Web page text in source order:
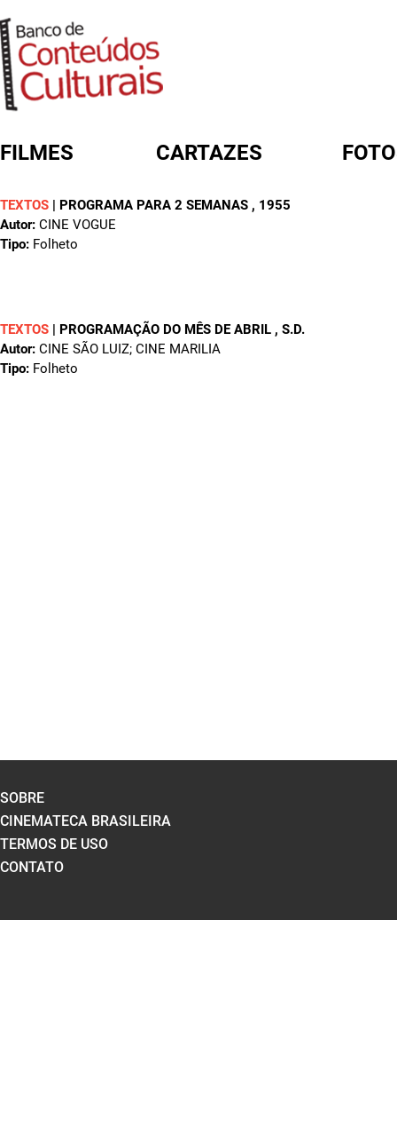
FILMES CARTAZES
TEXTOS | PROGRAMA PARA 2 SEMANAS , 1955
Autor: CINE VOGUE
Tipo: Folheto
TEXTOS | PROGRAMAÇÃO DO MÊS DE ABRIL , S.D.
Autor: CINE SÃO LUIZ; CINE MARILIA
Tipo: Folheto
FORMULÁRIO DE BUSCA
SOBRE
CINEMATECA BRASILEIRA
TERMOS DE USO
CONTATO